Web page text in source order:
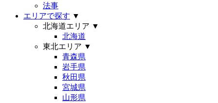
法事
エリアで探す ▼
北海道エリア ▼
北海道
東北エリア ▼
青森県
岩手県
秋田県
宮城県
山形県